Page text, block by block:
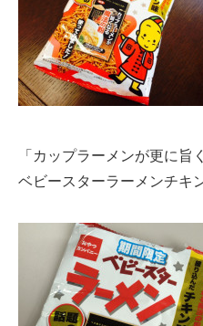
「カップラーメンが更に
ベビースターラーメンチキ